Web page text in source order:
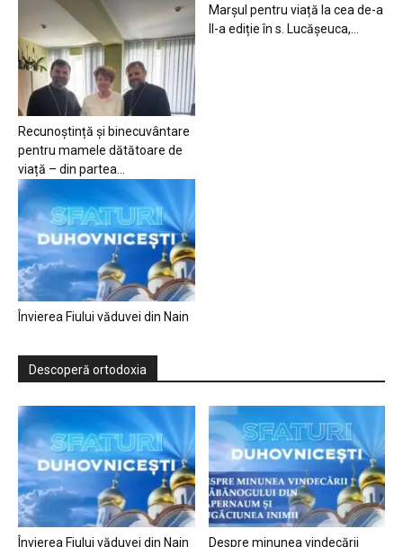
Recunoștință și binecuvântare
pentru mamele dătătoare de
viață – din partea...
Marșul pentru viață la cea de-a
II-a ediție în s. Lucășeuca,...
Învierea Fiului văduvei din Nain
Descoperă ortodoxia
Învierea Fiului văduvei din Nain Despre minunea vindecării